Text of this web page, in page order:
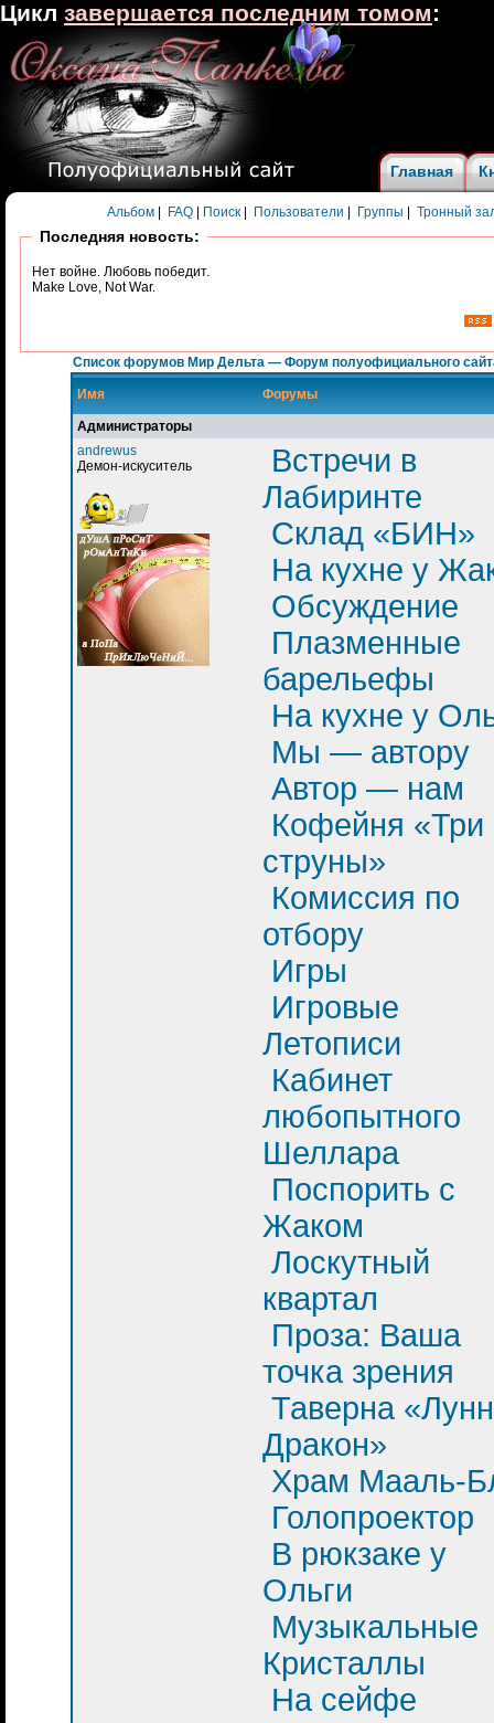
Главная
Альбом FAQ Поиск Пользователи Группы Тронный
Последняя новость:
Нет войне. Любовь победит.
Make Love, Not War.
Список форумов Мир Дельта — Форум полуофициального
Имя Форумы
Администраторы
andrewus
Демон-искуситель
Встречи в
Лабиринте
Склад «БИН»
На кухне у
Обсуждение
Плазменные
барельефы
На кухне у
Мы — автору
Автор — нам
Кофейня «Три
струны»
Комиссия по
отбору
Игры
Игровые
Летописи
Кабинет
любопытного
Шеллара
Поспорить с
Жаком
Лоскутный
квартал
Проза: Ваша
точка зрения
Таверна
Дракон»
Храм Мааль-
Голопроектор
В рюкзаке у
Ольги
Музыкальные
Кристаллы
На сейфе
Цикл завершается последним томом: